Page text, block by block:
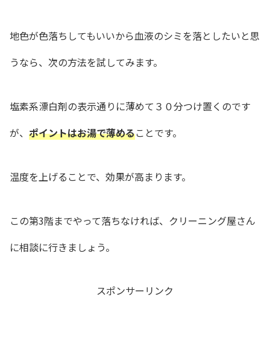
地色が色落ちしてもいいから血液のシミを落としたいと思
うなら、次の方法を試してみます。
塩素系漂白剤の表示通りに薄めて３０分つけ置くのです
が、 ポイントはお湯で薄めることです。
温度を上げることで、効果が高まります。
この第3階までやって落ちなければ、クリーニング屋さん
に相談に行きましょう。
スポンサーリンク